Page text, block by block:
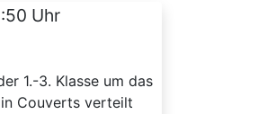
Uhr
1.-3. Klasse um das
Couverts verteilt